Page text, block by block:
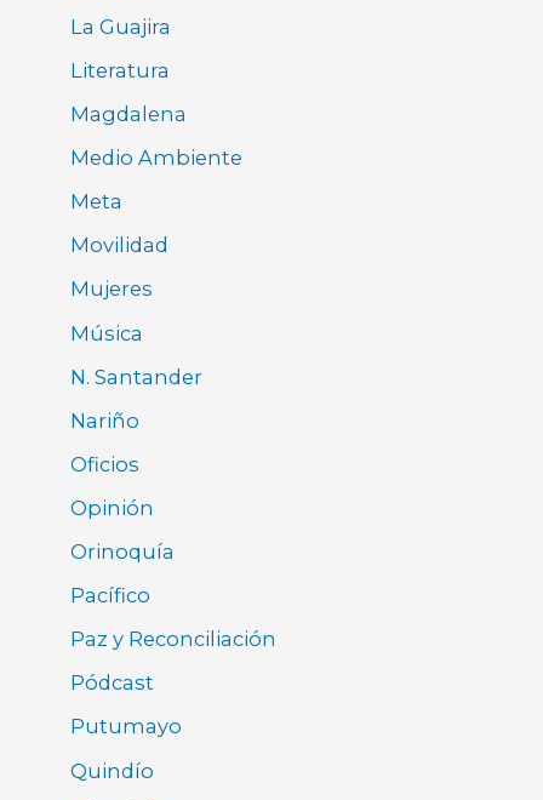
La Guajira
Literatura
Magdalena
Medio Ambiente
Meta
Movilidad
Mujeres
Música
N. Santander
Nariño
Oficios
Opinión
Orinoquía
Pacífico
Paz y Reconciliación
Pódcast
Putumayo
Quindío